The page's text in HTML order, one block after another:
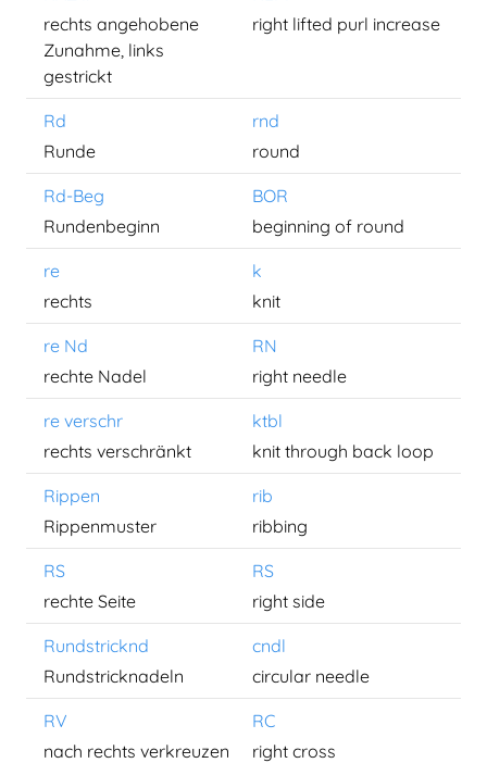
rechts angehobene
Zunahme, links
gestrickt
right lifted purl increase
Rd
rnd
Runde
round
Rd-Beg
BOR
Rundenbeginn
beginning of round
re
k
rechts
knit
re Nd
RN
rechte Nadel
right needle
re verschr
ktbl
rechts verschränkt
knit through back loop
Rippen
rib
Rippenmuster
ribbing
RS
RS
rechte Seite
right side
Rundstricknd
cndl
Rundstricknadeln
circular needle
RV
RC
nach rechts verkreuzen
right cross